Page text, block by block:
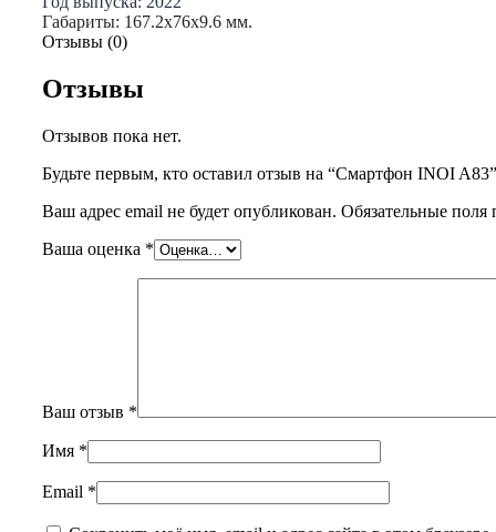
Габариты: 167.2x76x9.6 мм.
Отзывы (0)
Отзывы
Отзывов пока нет.
Будьте первым, кто оставил отзыв на “Смартфон INOI A83”
Ваш адрес email не будет опубликован. Обязательные
Ваша оценка *
Ваш отзыв *
Имя *
Email *